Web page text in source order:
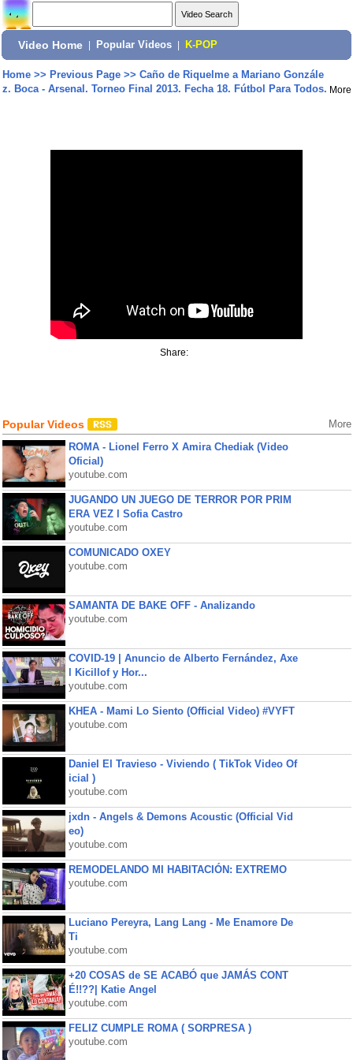
Video Home Popular Videos K-POP
Home>> Previous Page>> Caño de Riquelme a Mariano Gonzále
z. Boca - Arsenal. Torneo Final 2013. Fecha 18. Fútbol Para Todos. More
Share:
Popular Videos More
ROMA - Lionel Ferro X Amira Chediak (Video
Oficial)
youtube.com
JUGANDO UN JUEGO DE TERROR POR PRIM
ERA VEZ l Sofia Castro
youtube.com
COMUNICADO OXEY
youtube.com
SAMANTA DE BAKE OFF - Analizando
youtube.com
COVID-19 | Anuncio de Alberto Fernández, Axe
l Kicillof y Hor...
youtube.com
KHEA - Mami Lo Siento (Official Video) #VYFT
youtube.com
Daniel El Travieso - Viviendo ( TikTok Video Of
icial )
youtube.com
jxdn - Angels & Demons Acoustic (Official Vid
eo)
youtube.com
REMODELANDO MI HABITACIÓN: EXTREMO
youtube.com
Luciano Pereyra, Lang Lang - Me Enamore De
Ti
youtube.com
+20 COSAS de SE ACABÓ que JAMÁS CONT
É!!??| Katie Angel
youtube.com
FELIZ CUMPLE ROMA ( SORPRESA )
youtube.com